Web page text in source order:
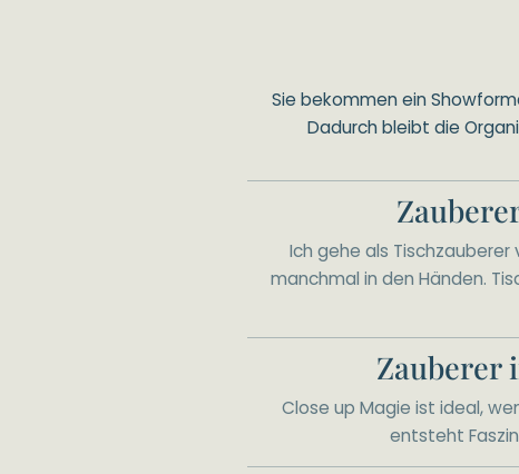
Sie bekommen ein
Dadurch bleibt die
Ich gehe als
manchmal in den Händen.
Zauberer
Close up Magie ist ideal,
entsteht